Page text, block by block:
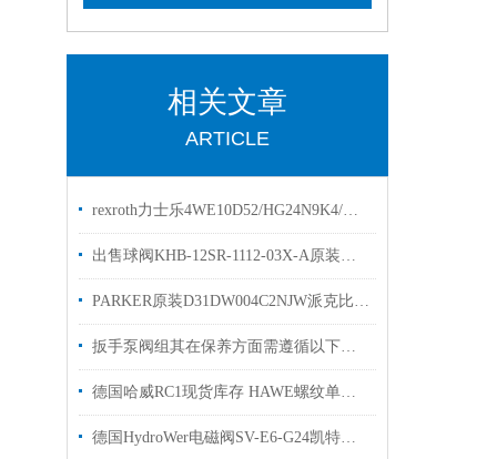
相关文章
ARTICLE
rexroth力士乐4WE10D52/HG24N9K4/M原装库存
出售球阀KHB-12SR-1112-03X-A原装贺德克高压阀
PARKER原装D31DW004C2NJW派克比例阀优势出售
扳手泵阀组其在保养方面需遵循以下步骤
德国哈威RC1现货库存 HAWE螺纹单向阀RC系列
德国HydroWer电磁阀SV-E6-G24凯特克HYTORC有库存